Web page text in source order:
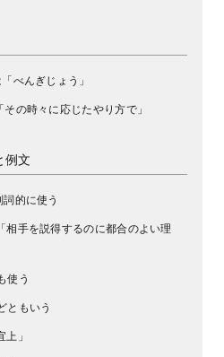
べんぎじょう」
その時々に応じたやり方で」
例文
詞的に使う
相手を説得するのに都合のよい理
使う
ともいう
上」